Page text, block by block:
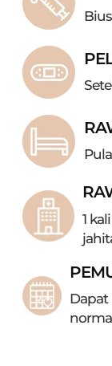
1
Dapat